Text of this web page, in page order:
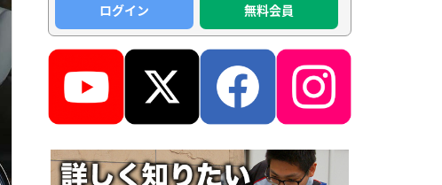
ログイン
無料会員